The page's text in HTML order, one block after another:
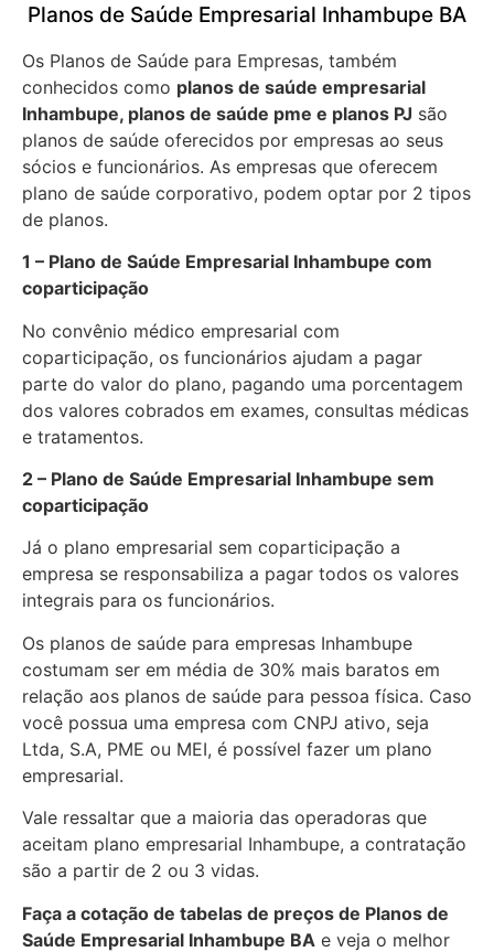
Planos de Saúde Empresarial Inhambupe BA
Os Planos de Saúde para Empresas, também
conhecidos como planos de saúde empresarial
Inhambupe, planos de saúde pme e planos PJ são
planos de saúde oferecidos por empresas ao seus
sócios e funcionários. As empresas que oferecem
plano de saúde corporativo, podem optar por 2 tipos
de planos.
1 – Plano de Saúde Empresarial Inhambupe com
coparticipação
No convênio médico empresarial com
coparticipação, os funcionários ajudam a pagar
parte do valor do plano, pagando uma porcentagem
dos valores cobrados em exames, consultas médicas
e tratamentos.
2 – Plano de Saúde Empresarial Inhambupe sem
coparticipação
Já o plano empresarial sem coparticipação a
empresa se responsabiliza a pagar todos os valores
integrais para os funcionários.
Os planos de saúde para empresas Inhambupe
costumam ser em média de 30% mais baratos em
relação aos planos de saúde para pessoa física. Caso
você possua uma empresa com CNPJ ativo, seja
Ltda, S.A, PME ou MEI, é possível fazer um plano
empresarial.
Vale ressaltar que a maioria das operadoras que
aceitam plano empresarial Inhambupe, a contratação
são a partir de 2 ou 3 vidas.
Faça a cotação de tabelas de preços de Planos de
Saúde Empresarial Inhambupe BA e veja o melhor